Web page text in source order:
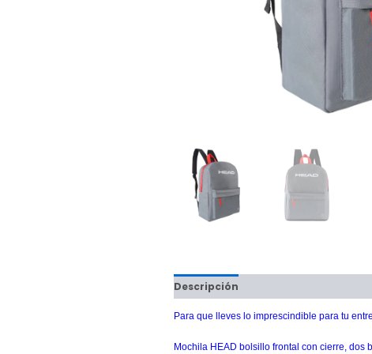
Descripción
Para que lleves lo imprescindible para tu
Mochila HEAD bolsillo frontal con cierre, dos